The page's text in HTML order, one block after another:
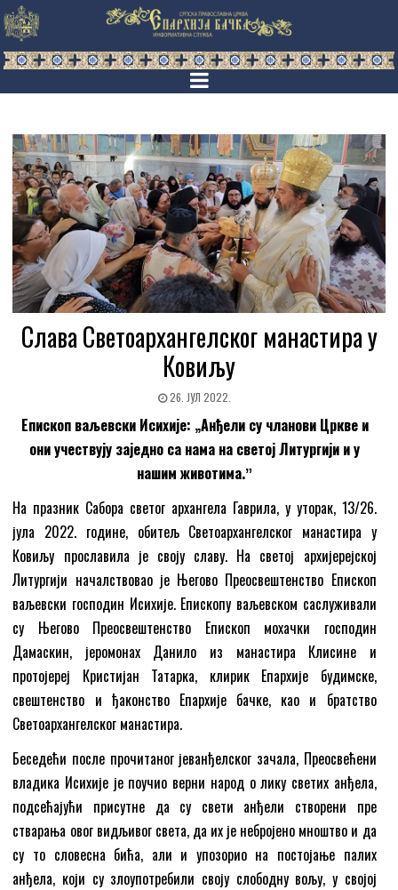
Слава Светоархангелског манастира у
Ковиљу
26. ЈУЛ 2022.
Епископ ваљевски Исихије: „Анђели су чланови Цркве и
они учествују заједно са нама на светој Литургији и у
нашим животима.ˮ
На празник Сабора светог архангела Гаврила, у уторак, 13/26.
јула 2022. године, обитељ Светоархангелског манастира у
Ковиљу прославила је своју славу. На светој архијерејској
Литургији началствовао је Његово Преосвештенство Епископ
ваљевски господин Исихије. Епископу ваљевском саслуживали
су Његово Преосвештенство Епископ мохачки господин
Дамаскин, јеромонах Данило из манастира Клисине и
протојереј Кристијан Татарка, клирик Епархије будимске,
свештенство и ђаконство Епархије бачке, као и братство
Светоархангелског манастира.
Беседећи после прочитаног јеванђелског зачала, Преосвећени
владика Исихије је поучио верни народ о лику светих анђела,
подсећајући присутне да су свети анђели створени пре
стварања овог видљивог света, да их је небројено мноштво и да
су то словесна бића, али и упозорио на постојање палих
анђела, који су злоупотребили своју слободну вољу, у својој